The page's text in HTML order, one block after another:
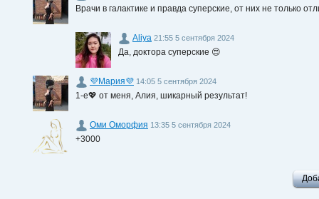
Врачи в галактике и правда суперские, от них не только
Aliya 21:55 5 сентября 2024
Да, доктора суперские 😍
💜Мария💜 14:05 5 сентября 2024
1-е💖 от меня, Алия, шикарный результат!
Оми Оморфия 13:35 5 сентября 2024
+3000